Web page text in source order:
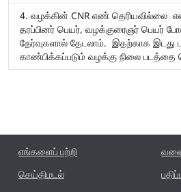
வழக்கின் CNR எண் தெரியவில்லை
தரப்பினர் பெயர், வழக்குரைஞர் பெயர்
தேர்வுகளால் தேடலாம். இதற்காக இடது
காண்பிக்கப்படும் வழக்கு நிலை படத்தை
எங்களைப் பற்றி
செய்திமடல்